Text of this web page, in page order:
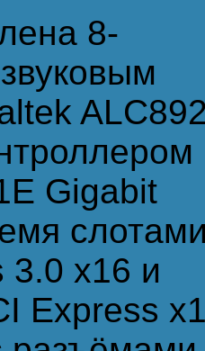
8-
Gigabit
3.0 х16 и
Express